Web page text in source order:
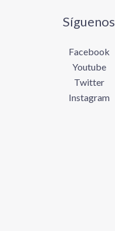
Síguenos
Facebook
Youtube
Twitter
Instagram